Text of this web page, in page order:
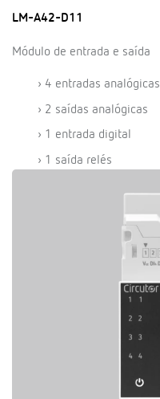
LM-A42-D11
Módulo de entrada e saída
› 4 entradas analógicas
› 2 saídas analógicas
› 1 entrada digital
› 1 saída relés